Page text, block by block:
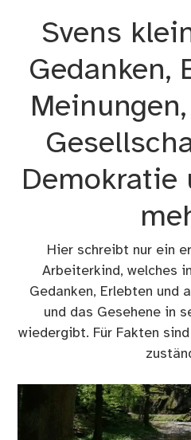
Svens
Gedanken,
Demokratie
Hier schreibt nur ein
Arbeiterkind, welches
Gedanken, Erlebten und
und das Gesehene in
wiedergibt. Für Fakten